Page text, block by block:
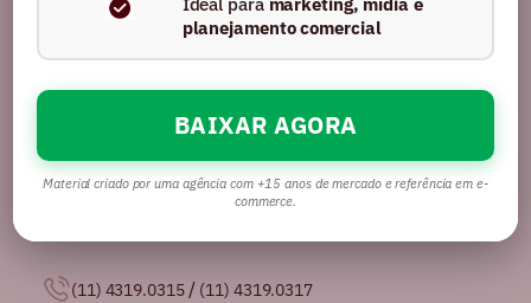
Somos uma agência com mais de 16 anos no
melhores agências de publicidade para se
trabalhar no Brasil.
(11) 4319.0315 / (11) 4319.0317
planejamento comercial
BAIXAR AGORA
Material criado por uma agência com +15 anos de mercado e referência em e-
commerce.